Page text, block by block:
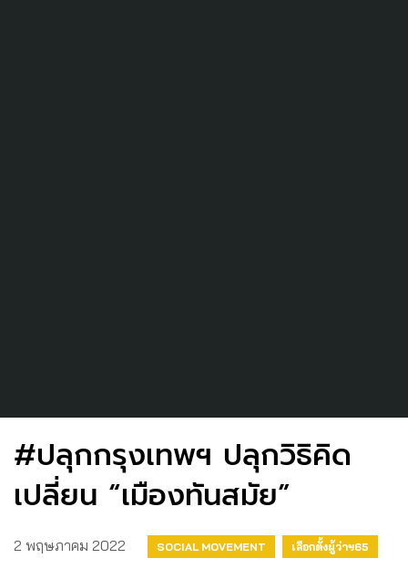
#ปลุกกรุงเทพฯ ปลุกวิธิคิด
เปลี่ยน “เมืองทันสมัย”
2 พฤษภาคม 2022 SOCIAL MOVEMENT เลือกตั้งผู้ว่าฯ65